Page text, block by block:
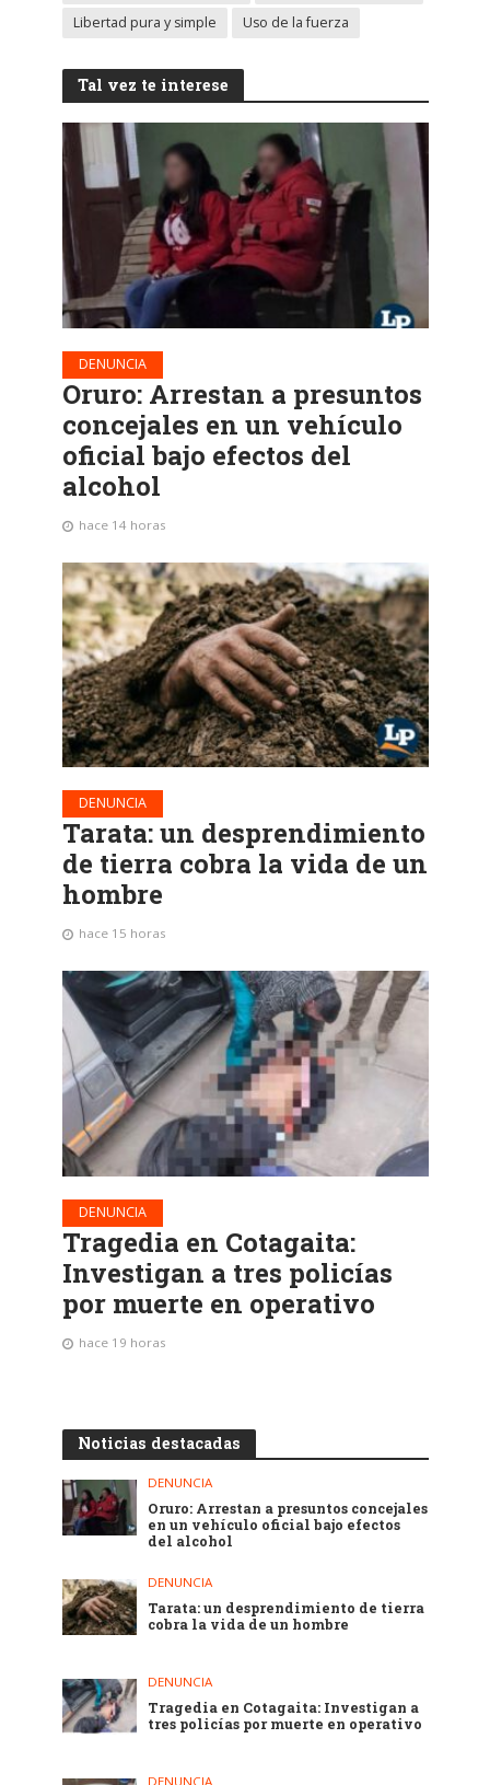
Libertad pura y simple
Uso de la fuerza
Tal vez te interese
DENUNCIA
Oruro: Arrestan a presuntos
concejales en un vehículo
oficial bajo efectos del
alcohol
hace 14 horas
DENUNCIA
Tarata: un desprendimiento
de tierra cobra la vida de un
hombre
hace 15 horas
DENUNCIA
Tragedia en Cotagaita:
Investigan a tres policías
por muerte en operativo
hace 19 horas
Noticias destacadas
DENUNCIA
Oruro: Arrestan a presuntos concejales
en un vehículo oficial bajo efectos
del alcohol
DENUNCIA
Tarata: un desprendimiento de tierra
cobra la vida de un hombre
DENUNCIA
Tragedia en Cotagaita: Investigan a
tres policías por muerte en operativo
DENUNCIA